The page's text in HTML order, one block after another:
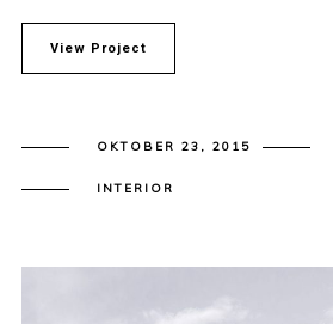
View Project
OKTOBER 23, 2015
INTERIOR